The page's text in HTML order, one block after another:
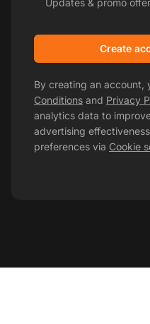
Create
By creating an account,
Conditions and Privacy
analytics data to
advertising
preferences via Cookie